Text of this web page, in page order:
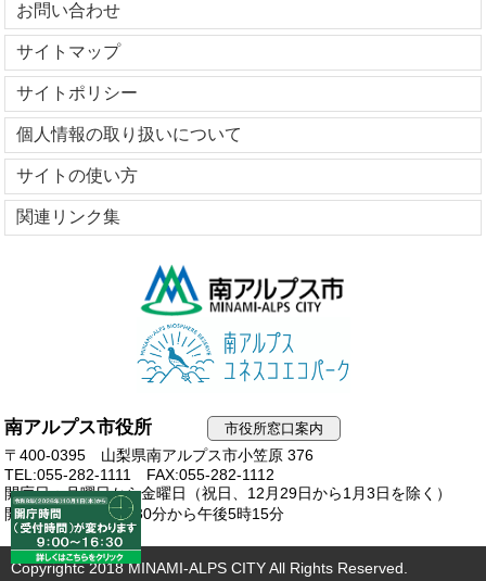
お問い合わせ
サイトマップ
サイトポリシー
個人情報の取り扱いについて
サイトの使い方
関連リンク集
南アルプス市役所 市役所窓口案内
〒400-0395 山梨県南アルプス市小笠原 376
TEL:055-282-1111
FAX:055-282-1112
開庁日：月曜日から金曜日（祝日、12月29日から1月3日を除く）
開庁時間：午前8時30分から午後5時15分
Copyrightc 2018 MINAMI-ALPS CITY All Rights Reserved.